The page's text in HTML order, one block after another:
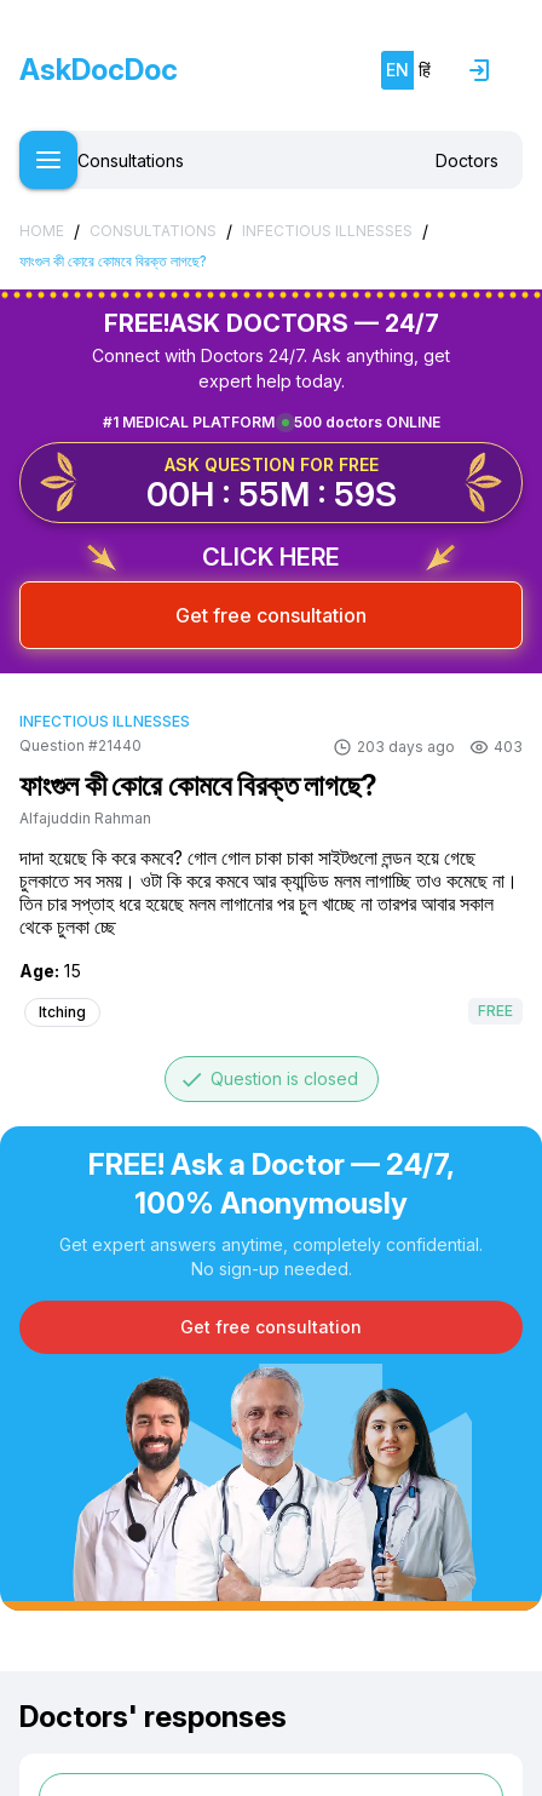
AskDocDoc EN हिं
Consultations Doctors
HOME / CONSULTATIONS / INFECTIOUS ILLNESSES /
ফাংগুল কী কোরে কোমবে বিরক্ত লাগছে?
FREE!ASK DOCTORS — 24/7
Connect with Doctors 24/7. Ask anything, get
expert help today.
500 doctors ONLINE
#1 MEDICAL PLATFORM
ASK QUESTION FOR FREE
00H : 55M : 59S
CLICK HERE
Get free consultation
INFECTIOUS ILLNESSES
Question #21440
203 days ago 403
ফাংগুল কী কোরে কোমবে বিরক্ত লাগছে?
Alfajuddin Rahman
দাদা হয়েছে কি করে কমবে? গোল গোল চাকা চাকা সাইটগুলো লন্ডন হয়ে গেছে
চুলকাতে সব সময়। ওটা কি করে কমবে আর ক্যান্ডিড মলম লাগাচ্ছি তাও কমেছে না।
তিন চার সপ্তাহ ধরে হয়েছে মলম লাগানোর পর চুল খাচ্ছে না তারপর আবার সকাল
থেকে চুলকা চ্ছে
Age: 15
Itching FREE
done Question is closed
FREE! Ask a Doctor — 24/7,
100% Anonymously
Get expert answers anytime, completely confidential.
No sign-up needed.
Get free consultation
Doctors' responses